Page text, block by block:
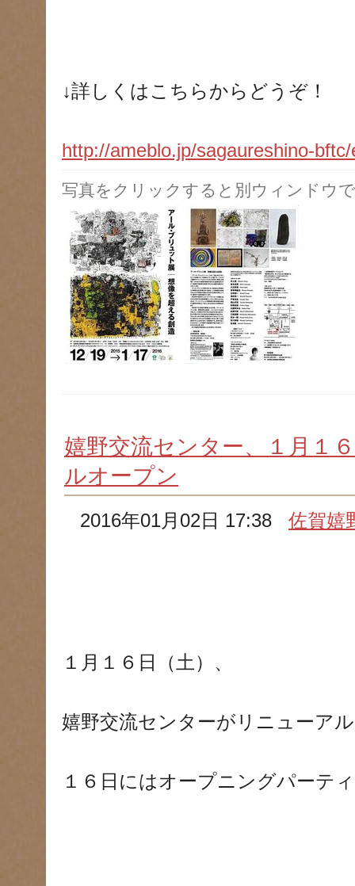
↓詳しくはこちらからどうぞ！
http://ameblo.jp/sagaureshino-
写真をクリックすると別ウィンドウ
嬉野交流センター、１月１
ルオープン
2016年01月02日 17:38佐賀嬉
１月１６日（土）、
嬉野交流センターがリニューア
１６日にはオープニングパーテ